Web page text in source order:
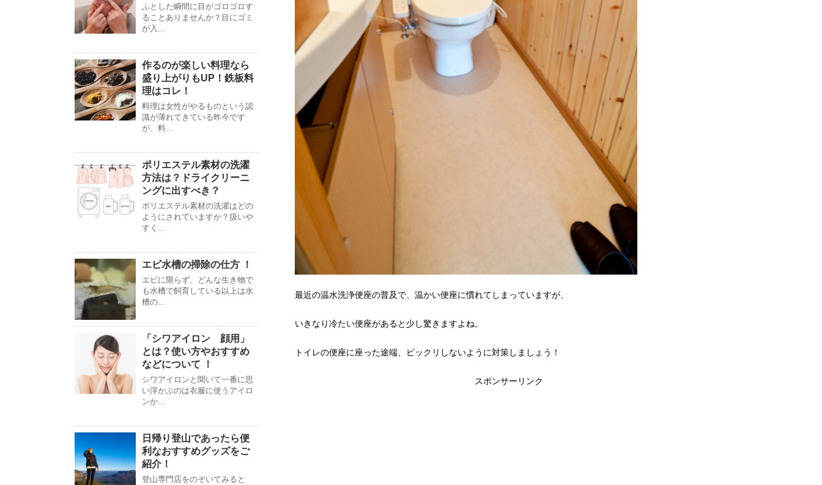
最近の温水洗浄便座の普及で、温かい便座に慣れてしまっていますが、
いきなり冷たい便座があると少し驚きますよね。
トイレの便座に座った途端、ビックリしないように対策しましょう！
スポンサーリンク
ふとした瞬間に目がゴロゴロす
ることありませんか？目にゴミ
が入...
作るのが楽しい料理なら
盛り上がりもUP！鉄板料
理はコレ！
料理は女性がやるものという認
識が薄れてきている昨今です
が、料...
ポリエステル素材の洗濯
方法は？ドライクリーニ
ングに出すべき？
ポリエステル素材の洗濯はどの
ようにされていますか？扱いや
すく...
エビ水槽の掃除の仕方 ！
エビに限らず、どんな生き物で
も水槽で飼育している以上は水
槽の...
「シワアイロン 顔用」
とは？使い方やおすすめ
などについて ！
シワアイロンと聞いて一番に思
い浮かぶのは衣服に使うアイロ
ンか...
日帰り登山であったら便
利なおすすめグッズをご
紹介！
登山専門店をのぞいてみると